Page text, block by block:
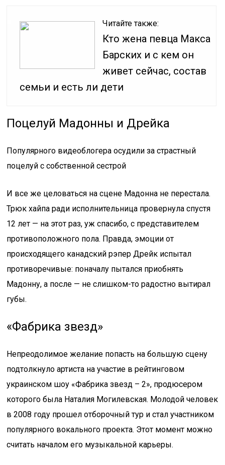
Читайте также:
Кто жена певца Макса
Барских и с кем он
живет сейчас, состав
семьи и есть ли дети
Поцелуй Мадонны и Дрейка
Популярного видеоблогера осудили за страстный
поцелуй с собственной сестрой
И все же целоваться на сцене Мадонна не перестала.
Трюк хайпа ради исполнительница провернула спустя
12 лет — на этот раз, уж спасибо, с представителем
противоположного пола. Правда, эмоции от
происходящего канадский рэпер Дрейк испытал
противоречивые: поначалу пытался приобнять
Мадонну, а после — не слишком-то радостно вытирал
губы.
«Фабрика звезд»
Непреодолимое желание попасть на большую сцену
подтолкнуло артиста на участие в рейтинговом
украинском шоу «Фабрика звезд – 2», продюсером
которого была Наталия Могилевская. Молодой человек
в 2008 году прошел отборочный тур и стал участником
популярного вокального проекта. Этот момент можно
считать началом его музыкальной карьеры.